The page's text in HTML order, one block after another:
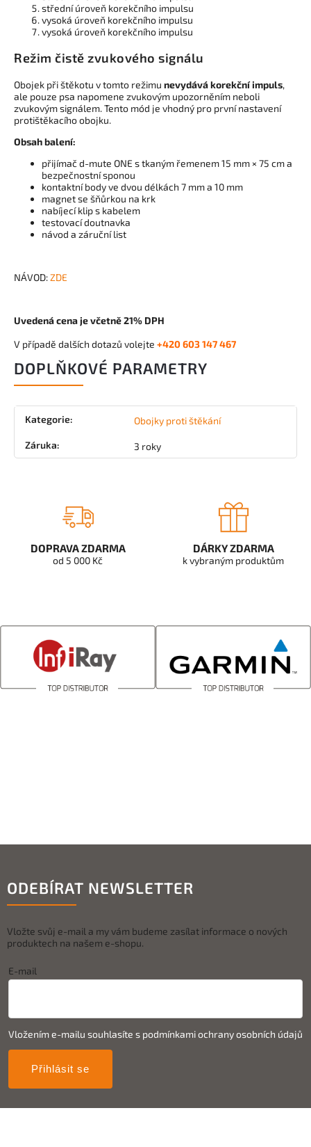
střední úroveň korekčního impulsu
vysoká úroveň korekčního impulsu
vysoká úroveň korekčního impulsu
Režim čistě zvukového signálu
Obojek při štěkotu v tomto režimu nevydává korekční impuls,
ale pouze psa napomene zvukovým upozorněním neboli
zvukovým signálem. Tento mód je vhodný pro první nastavení
protištěkacího obojku.
Obsah balení:
přijímač d-mute ONE s tkaným řemenem 15 mm × 75 cm a
bezpečnostní sponou
kontaktní body ve dvou délkách 7 mm a 10 mm
magnet se šňůrkou na krk
nabíjecí klip s kabelem
testovací doutnavka
návod a záruční list
NÁVOD:ZDE
Uvedená cena je včetně 21% DPH
V případě dalších dotazů volejte +420 603 147 467
DOPLŇKOVÉ PARAMETRY
Kategorie: Obojky proti štěkání
Záruka: 3 roky
DOPRAVA ZDARMA
od 5 000 Kč
DÁRKY ZDARMA
k vybraným produktům
ODEBÍRAT NEWSLETTER
Vložte svůj e-mail a my vám budeme zasílat informace o nových
produktech na našem e-shopu.
E-mail
Vložením e-mailu souhlasíte s podmínkami ochrany osobních údajů
Přihlásit se